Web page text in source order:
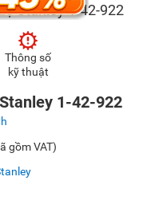
Thông số
kỹ thuật
1-42-922
gồm VAT)